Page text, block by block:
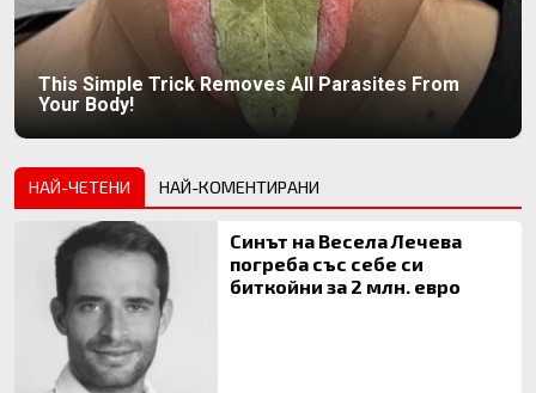
This Simple Trick Removes All Parasites From
Your Body!
НАЙ-ЧЕТЕНИ НАЙ-КОМЕНТИРАНИ
Синът на Весела Лечева
погреба със себе си
биткойни за 2 млн. евро